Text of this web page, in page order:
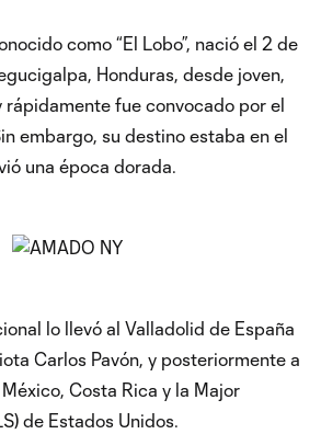
como “El Lobo”, nació el 2 de
Honduras, desde joven,
rápidamente fue convocado por el
embargo, su destino estaba en el
una época dorada.
lo llevó al Valladolid de España
Carlos Pavón, y posteriormente a
Costa Rica y la Major
de Estados Unidos.